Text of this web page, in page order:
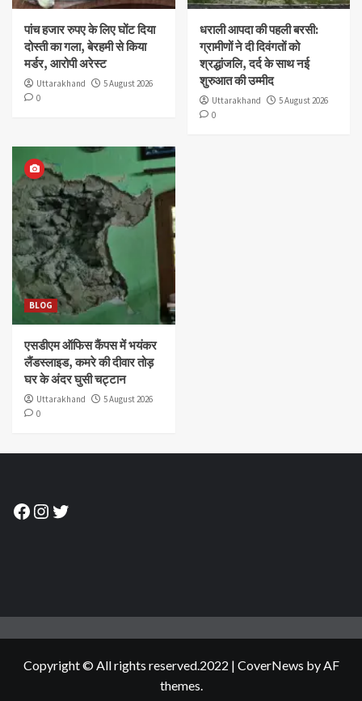
पांच हजार रुपए के लिए घोंट दिया
दोस्ती का गला, बेरहमी से किया
मर्डर, आरोपी अरेस्ट
Uttarakhand
5 August 2026
0
धराली आपदा की पहली बरसी:
ग्रामीणों ने दी दिवंगतों को
श्रद्धांजलि, दर्द के साथ नई
शुरुआत की उम्मीद
Uttarakhand
5 August 2026
0
BLOG
एसडीएम ऑफिस कैंपस में भयंकर
लैंडस्लाइड, कमरे की दीवार तोड़
घर के अंदर घुसी चट्टान
Uttarakhand
5 August 2026
0
Facebook
Instagram
Twitter
Copyright © All rights reserved.2022 | CoverNews by AF
themes.